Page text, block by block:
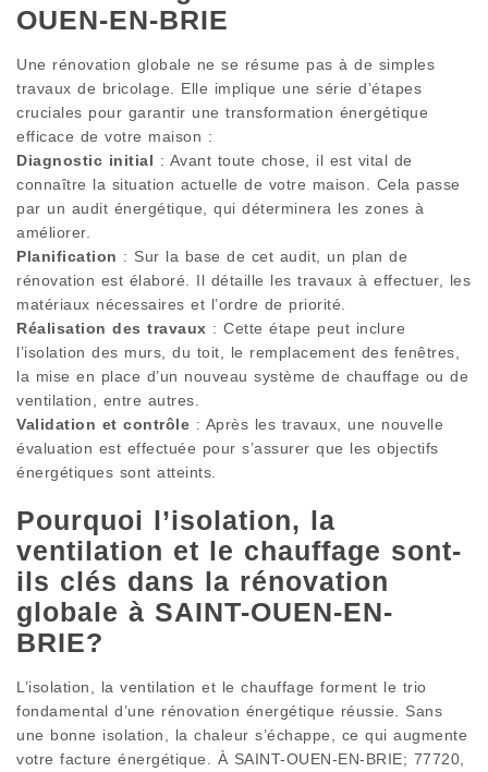
OUEN-EN-BRIE
Une rénovation globale ne se résume pas à de simples
travaux de bricolage. Elle implique une série d’étapes
cruciales pour garantir une transformation énergétique
efficace de votre maison :
Diagnostic initial : Avant toute chose, il est vital de
connaître la situation actuelle de votre maison. Cela passe
par un audit énergétique, qui déterminera les zones à
améliorer.
Planification : Sur la base de cet audit, un plan de
rénovation est élaboré. Il détaille les travaux à effectuer, les
matériaux nécessaires et l’ordre de priorité.
Réalisation des travaux : Cette étape peut inclure
l’isolation des murs, du toit, le remplacement des fenêtres,
la mise en place d’un nouveau système de chauffage ou de
ventilation, entre autres.
Validation et contrôle : Après les travaux, une nouvelle
évaluation est effectuée pour s’assurer que les objectifs
énergétiques sont atteints.
Pourquoi l’isolation, la
ventilation et le chauffage sont-
ils clés dans la rénovation
globale à SAINT-OUEN-EN-
BRIE?
L’isolation, la ventilation et le chauffage forment le trio
fondamental d’une rénovation énergétique réussie. Sans
une bonne isolation, la chaleur s’échappe, ce qui augmente
votre facture énergétique. À SAINT-OUEN-EN-BRIE; 77720,